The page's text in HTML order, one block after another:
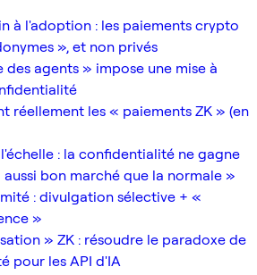
à l'adoption : les paiements crypto
», et non privés
des agents » impose une mise à
réellement les « paiements ZK » (en
: la confidentialité ne gagne
bon marché que la normale »
: divulgation sélective + «
»
» ZK : résoudre le paradoxe de
pour les API d'IA